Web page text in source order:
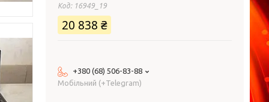
Код: 16949_19
20 838 ₴
+380 (68) 506-83-88
Мобільний (+Telegram)